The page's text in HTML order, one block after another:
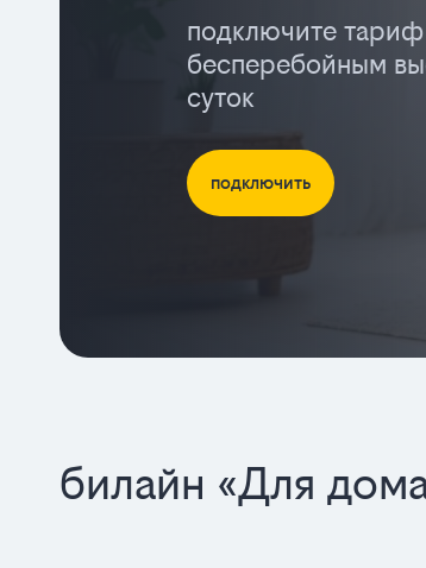
подключите
бесперебойным
суток
подключить
билайн «Для